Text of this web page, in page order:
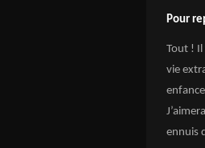
Pour
Tout ! Il
vie
ennuis